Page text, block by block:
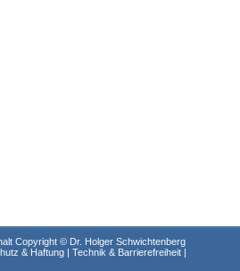
Copyright © Dr. Holger Schwichtenberg
& Haftung | Technik & Barrierefreiheit |